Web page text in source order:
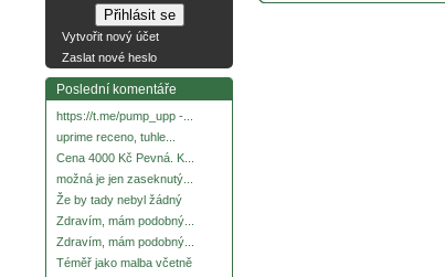
Vytvořit nový účet
Zaslat nové heslo
Poslední komentáře
https://t.me/pump_upp -...
uprime receno, tuhle...
Cena 4000 Kč Pevná. K...
možná je jen zaseknutý...
Že by tady nebyl žádný
Zdravím, mám podobný...
Zdravím, mám podobný...
Téměř jako malba včetně